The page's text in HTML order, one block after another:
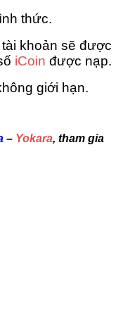
thức.
khoản sẽ được
iCoin được nạp.
giới hạn.
– Yokara, tham gia